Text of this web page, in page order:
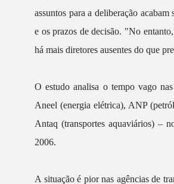
assuntos para a deliberação
e os prazos de decisão. "No
há mais diretores ausentes do que
O estudo analisa o tempo vago
Aneel (energia elétrica), ANP
Antaq (transportes aquaviários) –
2006.
A situação é pior nas agências de